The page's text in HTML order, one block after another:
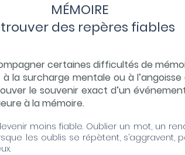
MÉMOIRE
des repères fiables
certaines difficultés de
la surcharge mentale ou à l’angoisse
le souvenir exact d’un
à la mémoire.
moins fiable. Oublier un mot, un
les oublis se répètent, s’aggravent,